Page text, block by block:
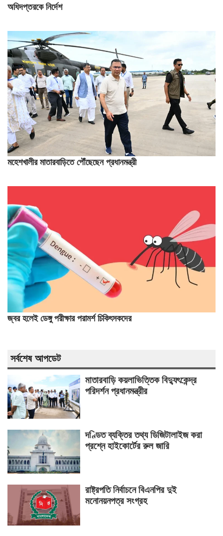
অধিদপ্তরকে নির্দেশ
মহেশখালীর মাতারবাড়িতে পৌঁছেছেন প্রধানমন্ত্রী
জ্বর হলেই ডেঙ্গু পরীক্ষার পরামর্শ চিকিৎসকদের
সর্বশেষ আপডেট
মাতারবাড়ি কয়লাভিত্তিক বিদ্যুৎকেন্দ্র
পরিদর্শন প্রধানমন্ত্রীর
দণ্ডিত ব্যক্তির তথ্য ডিজিটালাইজ করা
প্রশ্নে হাইকোর্টের রুল জারি
রাষ্ট্রপতি নির্বাচনে বিএনপির দুই
মনোনয়নপত্র সংগ্রহ